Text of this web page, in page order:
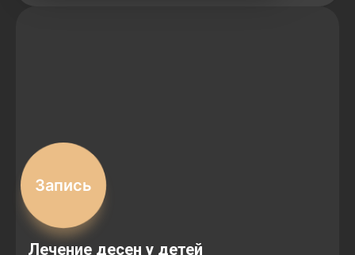
Лечение десен у детей
Запись